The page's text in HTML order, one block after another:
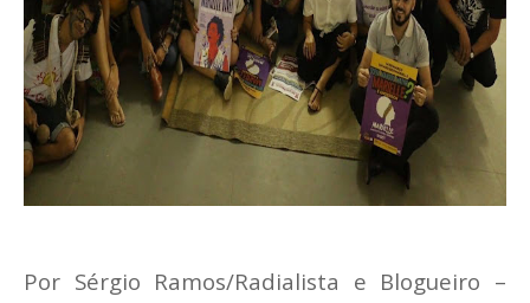
Por Sérgio Ramos/Radialista e Blogueiro –